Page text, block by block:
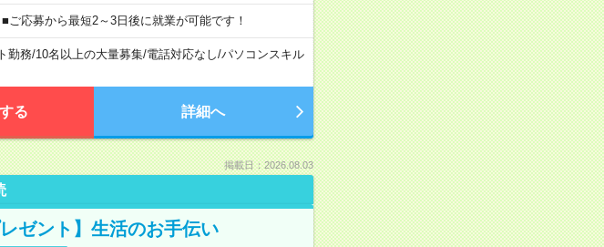
応募から最短2～3日後に就業が可能です！
勤務/10名以上の大量募集/電話対応なし/パソコンスキル
る 詳細へ
掲載日：2026.08.03
ゼント】生活のお手伝い